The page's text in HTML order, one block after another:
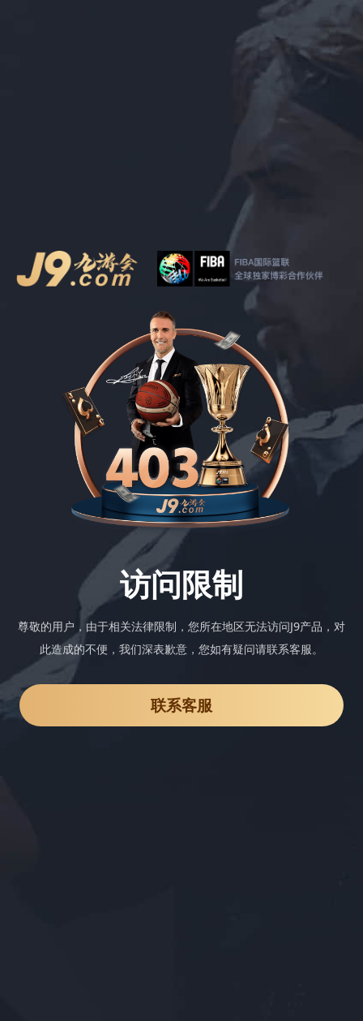
访问限制
尊敬的用户，由于相关法律限制，您所在地区无法访问J9产品，对
此造成的不便，我们深表歉意，您如有疑问请联系客服。
联系客服